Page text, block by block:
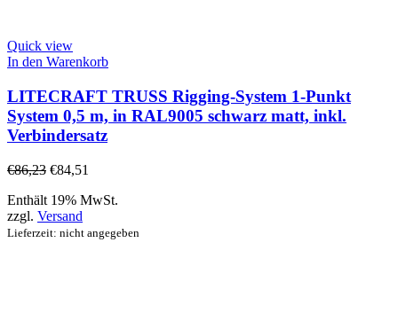
Quick view
In den Warenkorb
LITECRAFT TRUSS Rigging-System 1-Punkt
System 0,5 m, in RAL9005 schwarz matt, inkl.
Verbindersatz
€86,23 €84,51
Enthält 19% MwSt.
zzgl. Versand
Lieferzeit: nicht angegeben